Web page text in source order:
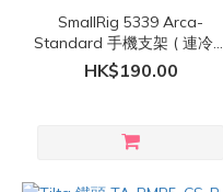
SmallRig 5339 Arca-
Standard 手機支架 ( 連冷靴
座 )
HK$190.00